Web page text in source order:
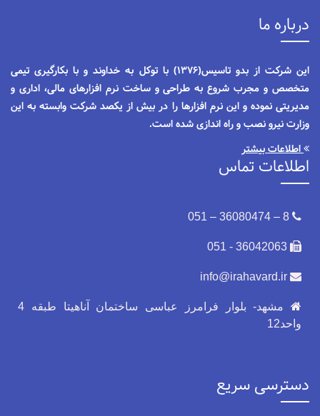
درباره ما
این شرکت از بدو تاسیس(1376) با توکل به خداوند و با بکارگیری تیمی
متخصص و مجرب شروع به طراحی و ساخت نرم افزارهای مالی، اداری و
مدیریتی نموده و این نرم افزارها را در بیش از یکصد شرکت وابسته به این
وزارت نیرو نصب و راه اندازی شده است.
اطلاعات بیشتر
اطلاعات تماس
مشهد- بلوار فرامرز عباسی ساختمان آناهیتا طبقه 4
واحد12
دسترسی سریع